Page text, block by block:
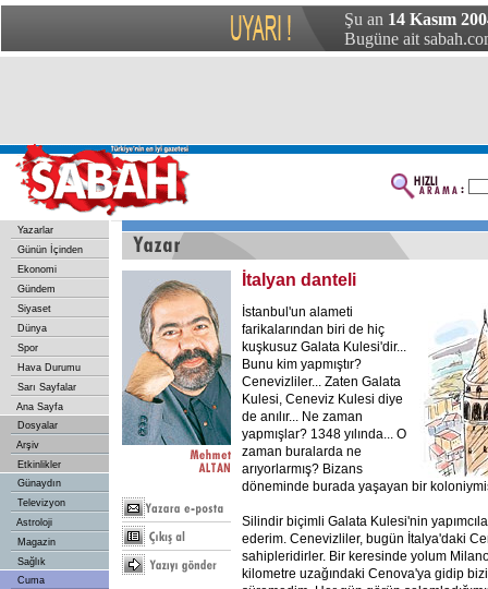
Şu an 14 Kasım
Bugüne ait
Yazarlar
Günün İçinden
Ekonomi
Gündem
Siyaset
Dünya
Spor
Hava Durumu
Sarı Sayfalar
Ana Sayfa
Dosyalar
Arşiv
Etkinlikler
Günaydın
Televizyon
Astroloji
Magazin
Sağlık
Cuma
İtalyan danteli
İstanbul'un alameti
farikalarından biri de hiç
kuşkusuz Galata Kulesi'dir...
Bunu kim yapmıştır?
Cenevizliler... Zaten Galata
Kulesi, Ceneviz Kulesi diye
de anılır... Ne zaman
yapmışlar? 1348 yılında... O
zaman buralarda ne
arıyorlarmış? Bizans
döneminde burada yaşayan bir
Silindir biçimli Galata Kulesi'nin
ederim. Cenevizliler, bugün İtalya'daki
sahipleridirler. Bir keresinde yolum
kilometre uzağındaki Cenova'ya gidip